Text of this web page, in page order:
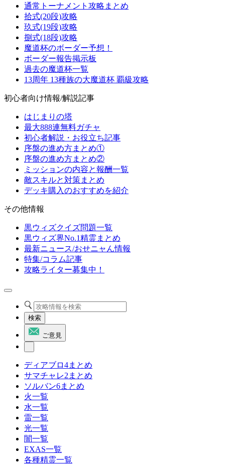
通常トーナメント攻略まとめ
拾式(20段)攻略
玖式(19段)攻略
捌式(18段)攻略
魔道杯のボーダー予想！
ボーダー報告掲示板
過去の魔道杯一覧
13周年 13種族の大魔道杯 覇級攻略
初心者向け情報/解説記事
はじまりの塔
最大888連無料ガチャ
初心者解説・お役立ち記事
序盤の進め方まとめ①
序盤の進め方まとめ②
ミッションの内容と報酬一覧
敵スキルと対策まとめ
デッキ購入のおすすめを紹介
その他情報
黒ウィズクイズ問題一覧
黒ウィズ界No.1精霊まとめ
最新ニュース/おせニャん情報
特集/コラム記事
攻略ライター募集中！
検索
ご意見
ディアブロ4まとめ
サマチャレ2まとめ
ソルバン6まとめ
火一覧
水一覧
雷一覧
光一覧
闇一覧
EXAS一覧
各種精霊一覧